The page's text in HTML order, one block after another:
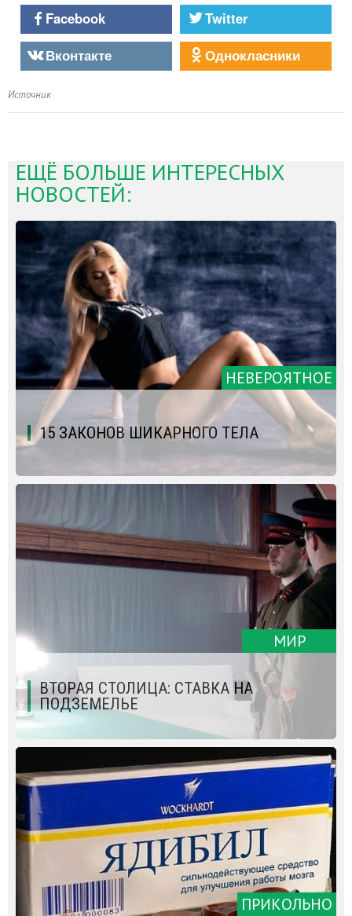
Facebook
Twitter
Вконтакте
Однокласники
Источник
ЕЩЁ БОЛЬШЕ ИНТЕРЕСНЫХ
НОВОСТЕЙ:
НЕВЕРОЯТНОЕ
15 ЗАКОНОВ ШИКАРНОГО ТЕЛА
МИР
ВТОРАЯ СТОЛИЦА: СТАВКА НА
ПОДЗЕМЕЛЬЕ
ПРИКОЛЬНО